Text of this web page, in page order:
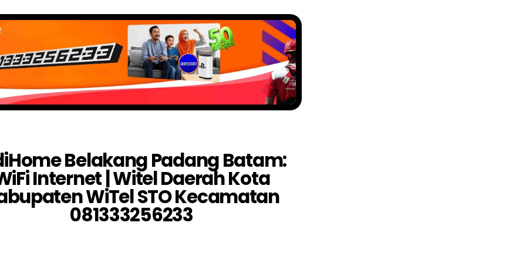
Belakang Padang Batam:
Internet | Witel Daerah Kota
WiTel STO Kecamatan
081333256233